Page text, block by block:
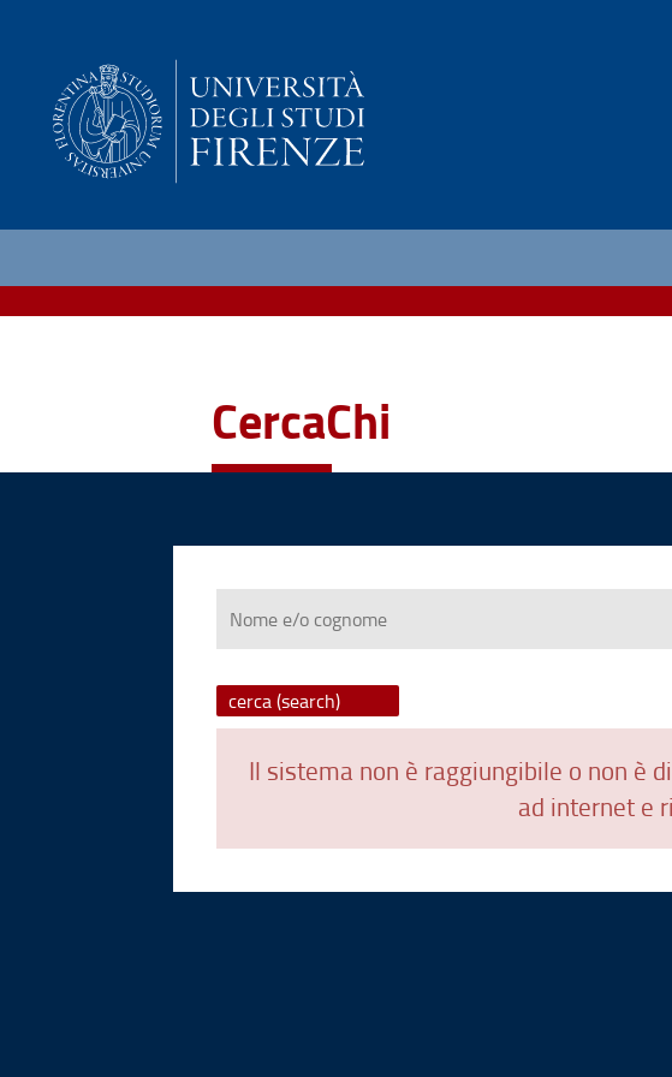
CercaChi
Nome
cognome
Il sistema non è raggiungibile o non è
ad internet e